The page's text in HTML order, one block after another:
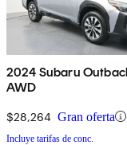
2024 Subaru
AWD
$28,264 Gran oferta
Incluye tarifas de conc.